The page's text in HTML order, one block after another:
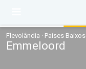
Flevolândia · Países Baixos
Emmeloord